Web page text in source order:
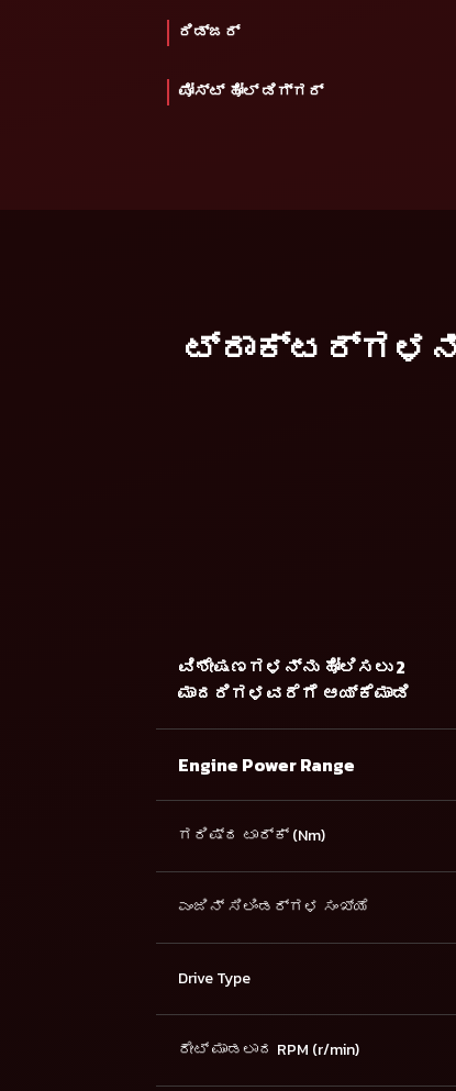
ರಿಡ್ಜರ್
ಪೋಸ್ಟ್ ಹೋಲ್ ಡಿಗ್ಗರ್
ವಿಶೇಷಣಗಳನ್ನು ಹೋಲಿಸಲು 2
ಮಾದರಿಗಳವರೆಗೆ ಆಯ್ಕೆಮಾಡಿ
Engine Power Range
ಗರಿಷ್ಠ ಟಾರ್ಕ್ (Nm)
ಎಂಜಿನ್ ಸಿಲಿಂಡರ್ಗಳ ಸಂಖ್ಯೆ
Drive Type
ರೇಟ್ ಮಾಡಲಾದ RPM (r/min)